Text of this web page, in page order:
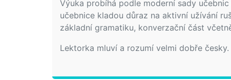
Výuka probíhá podle moderní sady učebnic
učebnice kladou důraz na aktivní užívání
základní gramatiku, konverzační část
Lektorka mluví a rozumí velmi dobře česky.